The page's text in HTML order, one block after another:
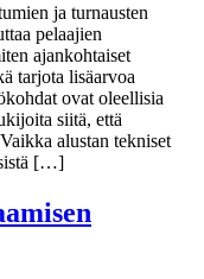
ja turnausten
pelaajien
ajankohtaiset
tarjota lisäarvoa
ovat oleellisia
siitä, että
alustan tekniset
[…]